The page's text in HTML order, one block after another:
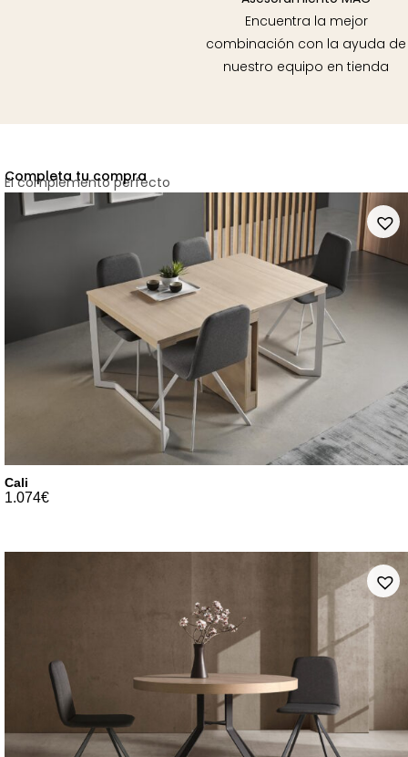
Encuentra la mejor
combinación con la ayuda de
nuestro equipo en tienda
Completa tu compra
El complemento perfecto
Cali
1.074€